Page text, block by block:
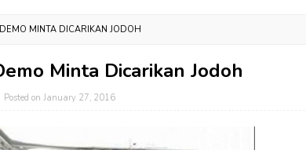
MINTA DICARIKAN JODOH
Minta Dicarikan Jodoh
Posted on January 27, 2016